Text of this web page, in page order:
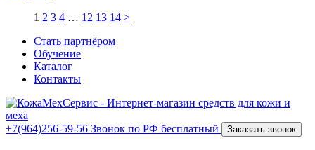
1 2 3 4 … 12 13 14 >
Стать партнёром
Обучение
Каталог
Контакты
+7(964)256-59-56 Звонок по РФ бесплатный Заказать звонок